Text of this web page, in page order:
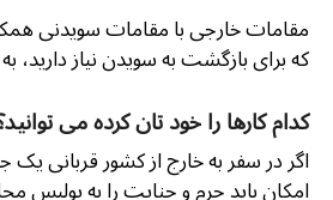
مقامات خارجی با مقامات سویدنی
که برای بازگشت به سویدن نیاز دارید،
کدام کارها را خود تان کرده می
اگر در سفر به خارج از کشور قربانی